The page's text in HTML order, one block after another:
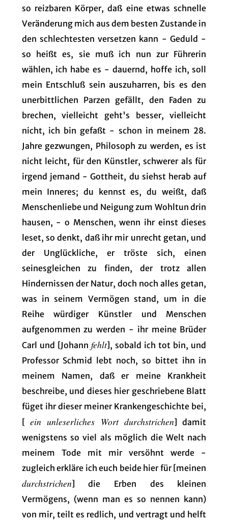
so reizbaren Körper, daß eine etwas schnelle
Veränderung mich aus dem besten Zustande in
den schlechtesten versetzen kann - Geduld -
so heißt es, sie muß ich nun zur Führerin
wählen, ich habe es - dauernd, hoffe ich, soll
mein Entschluß sein auszuharren, bis es den
unerbittlichen Parzen gefällt, den Faden zu
brechen, vielleicht geht's besser, vielleicht
nicht, ich bin gefaßt - schon in meinem 28.
Jahre gezwungen, Philosoph zu werden, es ist
nicht leicht, für den Künstler, schwerer als für
irgend jemand - Gottheit, du siehst herab auf
mein Inneres; du kennst es, du weißt, daß
Menschenliebe und Neigung zum Wohltun drin
hausen, - o Menschen, wenn ihr einst dieses
leset, so denkt, daß ihr mir unrecht getan, und
der Unglückliche, er tröste sich, einen
seinesgleichen zu finden, der trotz allen
Hindernissen der Natur, doch noch alles getan,
was in seinem Vermögen stand, um in die
Reihe würdiger Künstler und Menschen
aufgenommen zu werden - ihr meine Brüder
Carl und [Johann fehlt], sobald ich tot bin, und
Professor Schmid lebt noch, so bittet ihn in
meinem Namen, daß er meine Krankheit
beschreibe, und dieses hier geschriebene Blatt
füget ihr dieser meiner Krankengeschichte bei,
[ ein unleserliches Wort durchstrichen] damit
wenigstens so viel als möglich die Welt nach
meinem Tode mit mir versöhnt werde -
zugleich erkläre ich euch beide hier für [meinen
durchstrichen] die Erben des kleinen
Vermögens, (wenn man es so nennen kann)
von mir, teilt es redlich, und vertragt und helft